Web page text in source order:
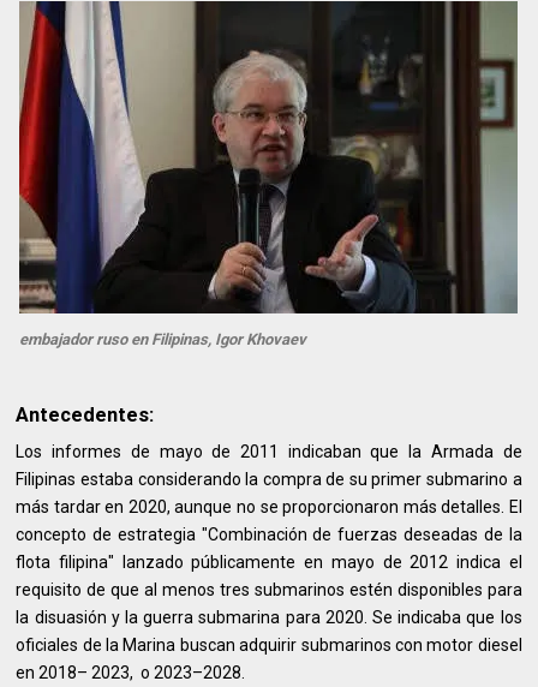
embajador ruso en Filipinas, Igor Khovaev
Antecedentes:
Los informes de mayo de 2011 indicaban que la Armada de
Filipinas estaba considerando la compra de su primer submarino a
más tardar en 2020, aunque no se proporcionaron más detalles. El
concepto de estrategia "Combinación de fuerzas deseadas de la
flota filipina" lanzado públicamente en mayo de 2012 indica el
requisito de que al menos tres submarinos estén disponibles para
la disuasión y la guerra submarina para 2020. Se indicaba que los
oficiales de la Marina buscan adquirir submarinos con motor diesel
en 2018– 2023, o 2023–2028.